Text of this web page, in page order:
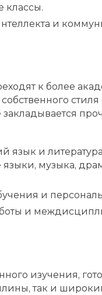
и
к более
стиля
закладывается
и
музыка,
и
и
изучения,
так и